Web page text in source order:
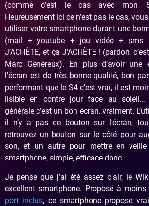
(comme c’est le cas avec mon
Heureusement ici ce n’est pas le cas,
utiliser votre smartphone durant une
(mail + youtube + jeu vidéo +
J’ACHÈTE, et ça J’ACHÈTE ! (pardon,
Marc Généreux). En plus d’avoir une
l’écran est de très bonne qualité, bon
performant que le S4 c’est vrai, il est
lisible en contre jour face au soleil…
générale c’est un bon écran, vraiment.
il n’y a pas de bouton sur l’écran,
retrouvez un bouton sur le côté pour
son, et un autre pour mettre en veille
smartphone, simple, efficace donc.
Je pense que j’ai été assez clair, le
excellent smartphone. Proposé à moins
port inclus, ce smartphone propose